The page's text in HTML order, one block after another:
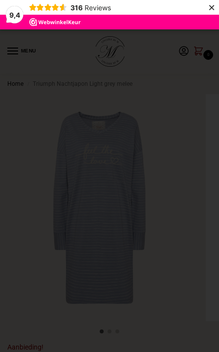
9,4
316 Reviews ×
MENU
0
Home Triumph Nachtjapon Light grey melee
Aanbieding!